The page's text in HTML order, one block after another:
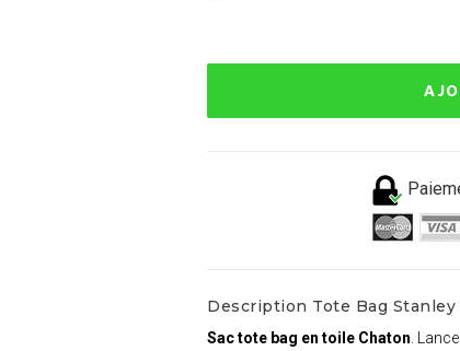
Description Tote Bag
Sac tote bag en toile Chaton .